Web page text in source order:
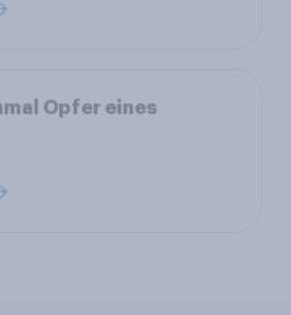
Opfer eines